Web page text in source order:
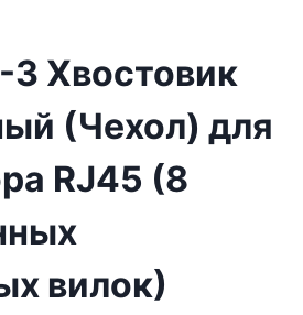
Хвостовик
(Чехол) для
RJ45 (8
вилок)